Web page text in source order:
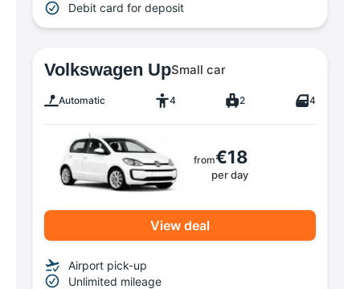
Debit card for deposit
Volkswagen UpSmall car
Automatic 4 2 4
from€18
per day
View deal
Airport pick-up
Unlimited mileage